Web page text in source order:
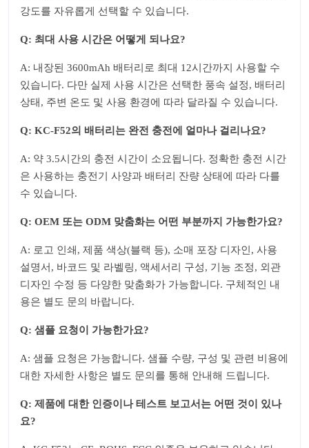
강도를 자유롭게 선택할 수 있습니다.
Q: 최대 사용 시간은 어떻게 되나요?
A: 내장된 3600mAh 배터리로 최대 12시간까지 사용할 수
있습니다. 다만 실제 사용 시간은 선택한 풍속 설정, 배터리
상태, 주변 온도 및 사용 환경에 따라 달라질 수 있습니다.
Q: KC-F52의 배터리는 완전 충전에 얼마나 걸리나요?
A: 약 3.5시간의 충전 시간이 소요됩니다. 정확한 충전 시간
은 사용하는 충전기 사양과 배터리 잔량 상태에 따라 다를
수 있습니다.
Q: OEM 또는 ODM 맞춤화는 어떤 부분까지 가능한가요?
A: 로고 인쇄, 제품 색상(블랙 등), 소매 포장 디자인, 사용
설명서, 바코드 및 라벨링, 액세서리 구성, 기능 조정, 외관
디자인 수정 등 다양한 맞춤화가 가능합니다. 구체적인 내
용은 별도 문의 바랍니다.
Q: 샘플 요청이 가능한가요?
A: 샘플 요청은 가능합니다. 샘플 수량, 구성 및 관련 비용에
대한 자세한 사항은 별도 문의를 통해 안내해 드립니다.
Q: 제품에 대한 인증이나 테스트 보고서는 어떤 것이 있나
요?